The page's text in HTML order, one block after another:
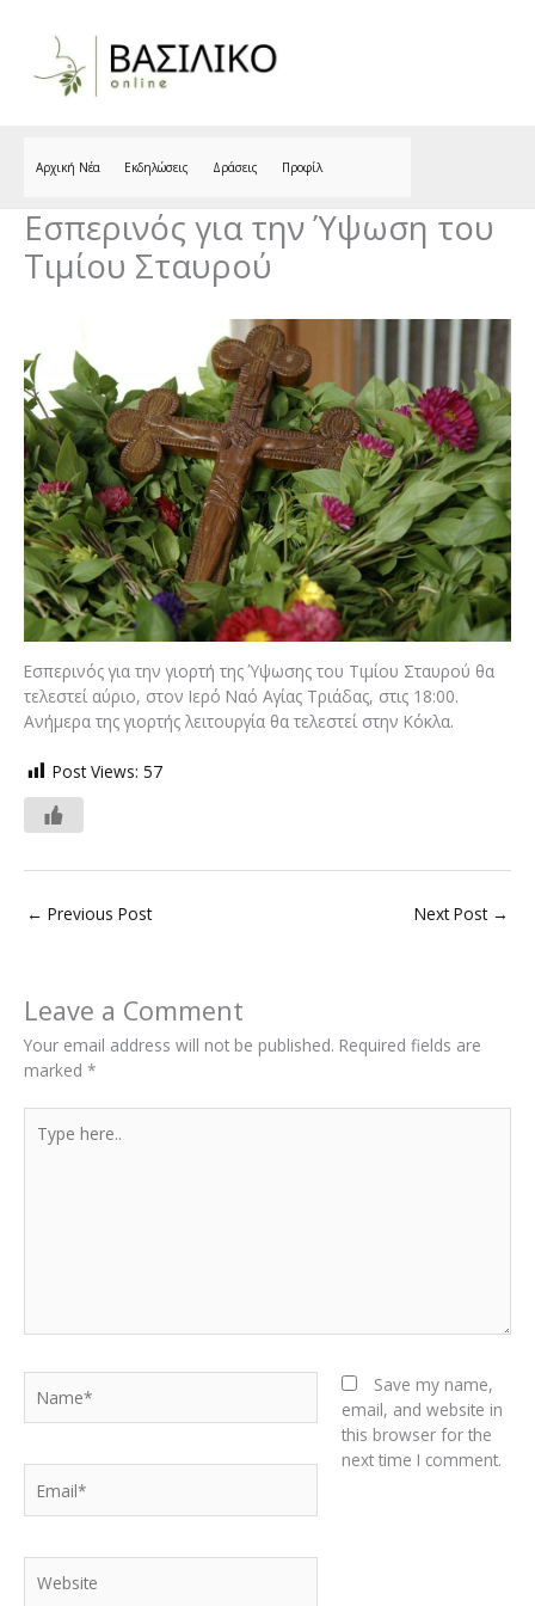
Αρχική Νέα Εκδηλώσεις Δράσεις Προφίλ
Εσπερινός για την Ύψωση του
Τιμίου Σταυρού
Εσπερινός για την γιορτή της Ύψωσης του Τιμίου Σταυρού θα
τελεστεί αύριο, στον Ιερό Ναό Αγίας Τριάδας, στις 18:00.
Ανήμερα της γιορτής λειτουργία θα τελεστεί στην Κόκλα.
Post Views: 57
← Previous Post Next Post →
Leave a Comment
Your email address will not be published. Required fields are
marked *
here..
Save my name,
email, and website in
this browser for the
next time I comment.